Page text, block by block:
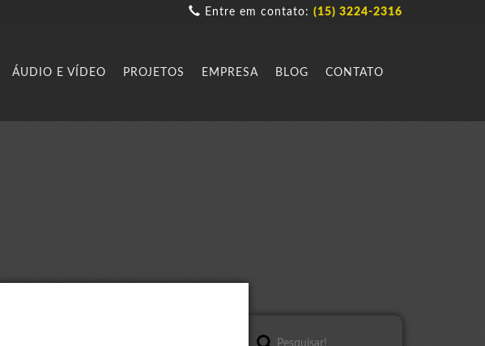
Entre em contato: (15) 3224-2316
ÁUDIO E VÍDEO PROJETOS EMPRESA BLOG CONTATO